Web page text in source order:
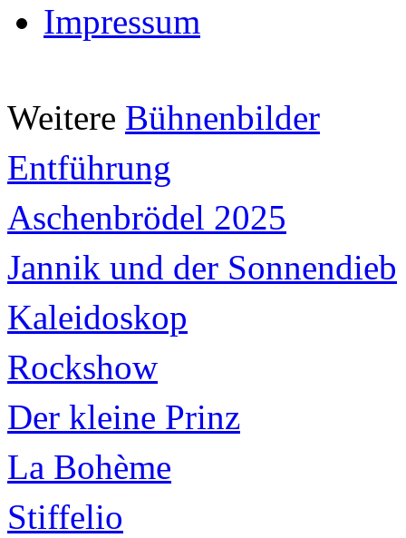
Impressum
Weitere Bühnenbilder
Entführung
Aschenbrödel 2025
Jannik und der Sonnendieb
Kaleidoskop
Rockshow
Der kleine Prinz
La Bohème
Stiffelio